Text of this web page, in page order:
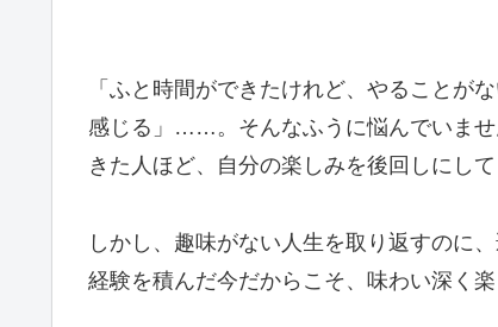
「ふと時間ができたけれど、やることが
感じる」……。そんなふうに悩んでいませ
きた人ほど、自分の楽しみを後回しにして
しかし、趣味がない人生を取り返すのに
経験を積んだ今だからこそ、味わい深く